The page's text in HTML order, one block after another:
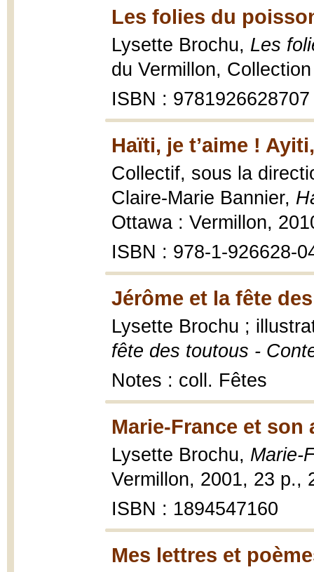
Les folies du
Lysette Brochu, Les
du Vermillon,
ISBN : 9781926628707
Haïti, je t’aime !
Collectif, sous la
Claire-Marie Bannier,
Ottawa : Vermillon,
ISBN : 978-1-926628-
Jérôme et la fête
Lysette Brochu ;
fête des toutous -
Notes : coll. Fêtes
Marie-France et son
Lysette Brochu, Marie-
Vermillon, 2001, 23 p.,
ISBN : 1894547160
Mes lettres et